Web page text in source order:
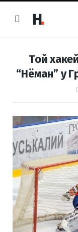
Той
“Нёман” у